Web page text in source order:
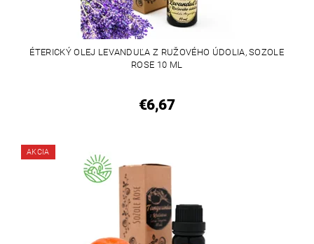
ÉTERICKÝ OLEJ LEVANDUĽA Z RUŽOVÉHO ÚDOLIA, SOZOLE
ROSE 10 ML
€6,67
AKCIA